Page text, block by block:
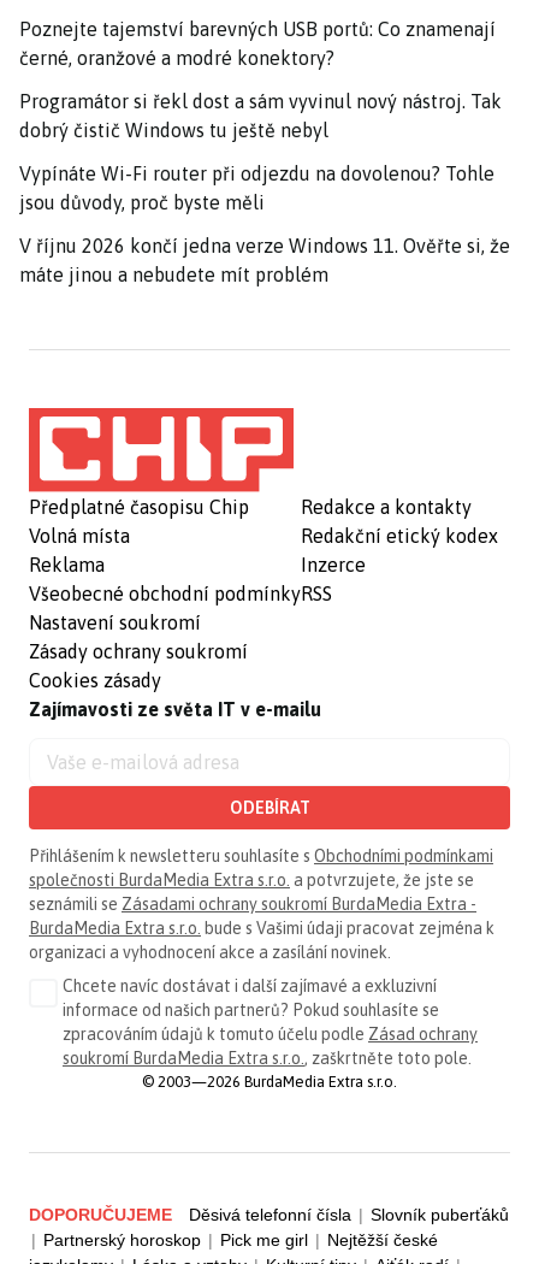
Poznejte tajemství barevných USB portů: Co znamenají
černé, oranžové a modré konektory?
Programátor si řekl dost a sám vyvinul nový nástroj. Tak
dobrý čistič Windows tu ještě nebyl
Vypínáte Wi-Fi router při odjezdu na dovolenou? Tohle
jsou důvody, proč byste měli
V říjnu 2026 končí jedna verze Windows 11. Ověřte si, že
máte jinou a nebudete mít problém
Předplatné časopisu Chip
Volná místa
Reklama
Všeobecné obchodní podmínky
Nastavení soukromí
Zásady ochrany soukromí
Cookies zásady
Redakce a kontakty
Redakční etický kodex
Inzerce
RSS
Zajímavosti ze světa IT v e-mailu
ODEBÍRAT
Přihlášením k newsletteru souhlasíte s Obchodními podmínkami
společnosti BurdaMedia Extra s.r.o. a potvrzujete, že jste se
seznámili se Zásadami ochrany soukromí BurdaMedia Extra -
BurdaMedia Extra s.r.o. bude s Vašimi údaji pracovat zejména k
organizaci a vyhodnocení akce a zasílání novinek.
Chcete navíc dostávat i další zajímavé a exkluzivní
informace od našich partnerů? Pokud souhlasíte se
zpracováním údajů k tomuto účelu podle Zásad ochrany
soukromí BurdaMedia Extra s.r.o., zaškrtněte toto pole.
© 2003—2026 BurdaMedia Extra s.r.o.
DOPORUČUJEME Děsivá telefonní čísla | Slovník puberťáků
| Partnerský horoskop | Pick me girl | Nejtěžší české